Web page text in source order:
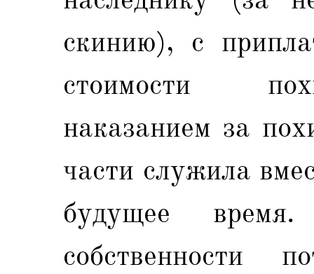
скинию), с
стоимости
наказанием за
части служила
будущее
собственности